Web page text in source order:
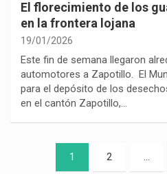
El florecimiento de los
en la frontera lojana
19/01/2026
Este fin de semana llegaron
automotores a Zapotillo. El
para el depósito de los
en el cantón Zapotillo,…
Paginación
1 2